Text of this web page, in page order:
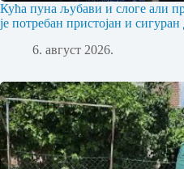
Кућа пуна љубави и слоге али
је потребан пристојан и
6. август 2026.